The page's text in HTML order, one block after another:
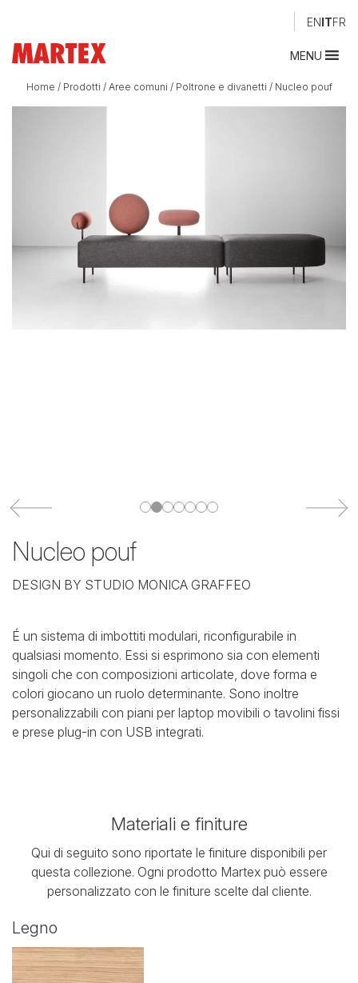
ENITFR
MENU
Home / Prodotti / Aree comuni / Poltrone e divanetti / Nucleo pouf
Nucleo pouf
DESIGN BY STUDIO MONICA GRAFFEO
É un sistema di imbottiti modulari, riconfigurabile in
qualsiasi momento. Essi si esprimono sia con elementi
singoli che con composizioni articolate, dove forma e
colori giocano un ruolo determinante. Sono inoltre
personalizzabili con piani per laptop movibili o tavolini fissi
e prese plug-in con USB integrati.
Materiali e finiture
Qui di seguito sono riportate le finiture disponibili per
questa collezione. Ogni prodotto Martex può essere
personalizzato con le finiture scelte dal cliente.
Legno